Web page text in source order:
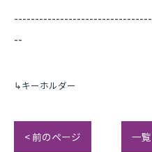
--
↳キーホルダー
< 前のページ 一